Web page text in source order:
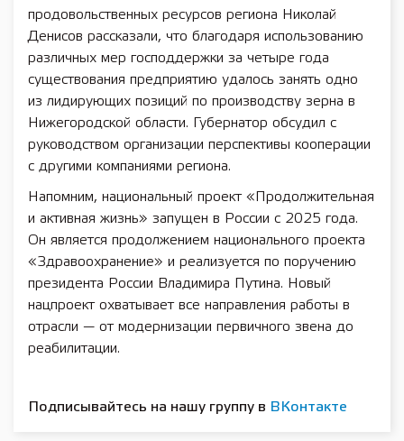
продовольственных ресурсов региона Николай
Денисов рассказали, что благодаря использованию
различных мер господдержки за четыре года
существования предприятию удалось занять одно
из лидирующих позиций по производству зерна в
Нижегородской области. Губернатор обсудил с
руководством организации перспективы кооперации
с другими компаниями региона.
Напомним, национальный проект «Продолжительная
и активная жизнь» запущен в России с 2025 года.
Он является продолжением национального проекта
«Здравоохранение» и реализуется по поручению
президента России Владимира Путина. Новый
нацпроект охватывает все направления работы в
отрасли — от модернизации первичного звена до
реабилитации.
Подписывайтесь на нашу группу в ВКонтакте